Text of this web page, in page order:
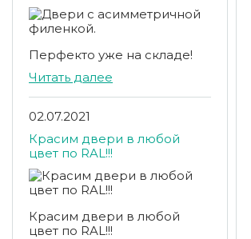
Перфекто уже на складе!
Читать далее
02.07.2021
Красим двери в любой
цвет по RAL!!!
Красим двери в любой
цвет по RAL!!!